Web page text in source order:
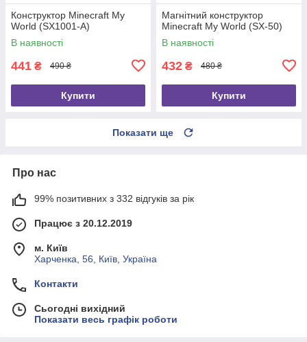
Конструктор Minecraft My
World (SX1001-A)
В наявності
441 ₴ 490 ₴
Купити
Магнітний конструктор
Minecraft My World (SX-50)
В наявності
432 ₴ 480 ₴
Купити
Показати ще
Про нас
99% позитивних з 332 відгуків за рік
Працює з 20.12.2019
м. Київ
Харченка, 56, Київ, Україна
Контакти
Сьогодні вихідний
Показати весь графік роботи